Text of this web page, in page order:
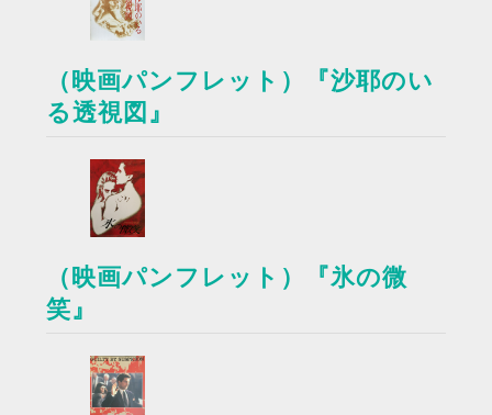
（映画パンフレット）『沙耶のい
る透視図』
（映画パンフレット）『氷の微
笑』